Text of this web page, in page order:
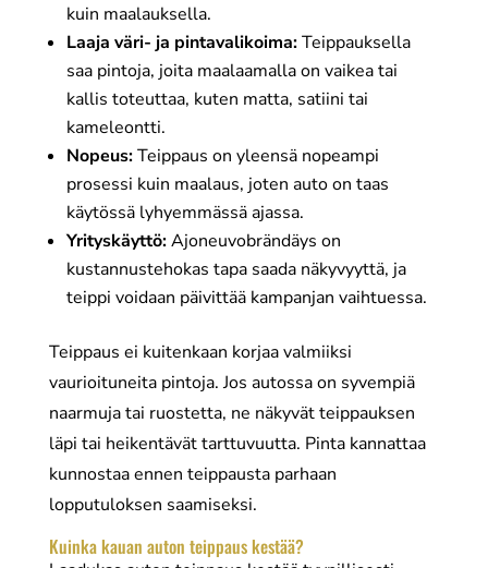
kuin maalauksella.
Laaja väri- ja pintavalikoima:Teippauksella
saa pintoja, joita maalaamalla on vaikea tai
kallis toteuttaa, kuten matta, satiini tai
kameleontti.
Nopeus:Teippaus on yleensä nopeampi
prosessi kuin maalaus, joten auto on taas
käytössä lyhyemmässä ajassa.
Yrityskäyttö:Ajoneuvobrändäys on
kustannustehokas tapa saada näkyvyyttä, ja
teippi voidaan päivittää kampanjan vaihtuessa.
Teippaus ei kuitenkaan korjaa valmiiksi
vaurioituneita pintoja. Jos autossa on syvempiä
naarmuja tai ruostetta, ne näkyvät teippauksen
läpi tai heikentävät tarttuvuutta. Pinta kannattaa
kunnostaa ennen teippausta parhaan
lopputuloksen saamiseksi.
Kuinka kauan auton teippaus kestää?